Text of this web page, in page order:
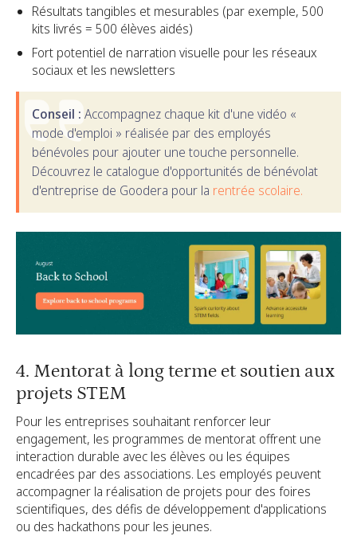
Résultats tangibles et mesurables (par exemple, 500
kits livrés = 500 élèves aidés)
Fort potentiel de narration visuelle pour les réseaux
sociaux et les newsletters
Conseil : Accompagnez chaque kit d'une vidéo «
mode d'emploi » réalisée par des employés
bénévoles pour ajouter une touche personnelle.
Découvrez le catalogue d'opportunités de bénévolat
d'entreprise de Goodera pour la rentrée scolaire.
4. Mentorat à long terme et soutien aux
projets STEM
Pour les entreprises souhaitant renforcer leur
engagement, les programmes de mentorat offrent une
interaction durable avec les élèves ou les équipes
encadrées par des associations. Les employés peuvent
accompagner la réalisation de projets pour des foires
scientifiques, des défis de développement d'applications
ou des hackathons pour les jeunes.